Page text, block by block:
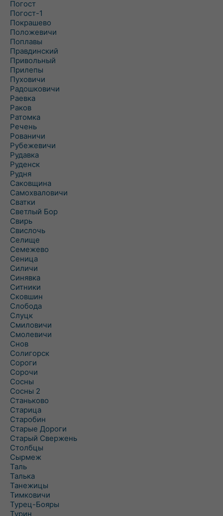
Погост
Погост-1
Покрашево
Положевичи
Поплавы
Правдинский
Привольный
Прилепы
Пуховичи
Радошковичи
Раевка
Раков
Ратомка
Речень
Рованичи
Рубежевичи
Рудавка
Руденск
Рудня
Саковщина
Самохваловичи
Сватки
Светлый Бор
Свирь
Свислочь
Селище
Семежево
Сеница
Силичи
Синявка
Ситники
Сковшин
Слобода
Слуцк
Смиловичи
Смолевичи
Снов
Солигорск
Сороги
Сорочи
Сосны
Сосны 2
Станьково
Старица
Старобин
Старые Дороги
Старый Свержень
Столбцы
Сырмеж
Таль
Талька
Танежицы
Тимковичи
Турец-Бояры
Турин